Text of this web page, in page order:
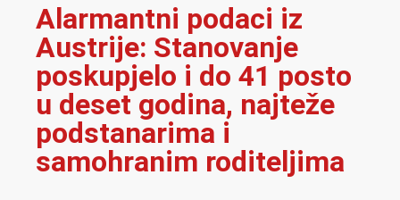
Alarmantni podaci iz
Austrije: Stanovanje
poskupjelo i do 41 posto
u deset godina, najteže
podstanarima i
samohranim roditeljima